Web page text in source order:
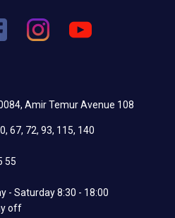
Amir Temur Avenue 108
67, 72, 93, 115, 140
55
- Saturday 8:30 - 18:00
off